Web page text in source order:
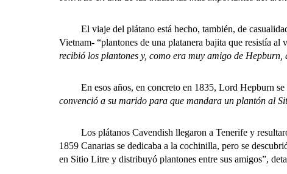
El viaje del plátano está hecho, también, de
Vietnam- “plantones de una platanera bajita que resistía
recibió los plantones y, como era muy amigo de
En esos años, en concreto en 1835, Lord Hepburn se
convenció a su marido para que mandara un plantón al
Los plátanos Cavendish llegaron a Tenerife y
1859 Canarias se dedicaba a la cochinilla, pero se
en Sitio Litre y distribuyó plantones entre sus amigos”,